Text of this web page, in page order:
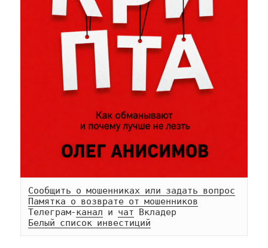
Сообщить о мошенниках или задать вопрос
Памятка о возврате от мошенников
Телеграм-канал и чат
Белый список инвестиций